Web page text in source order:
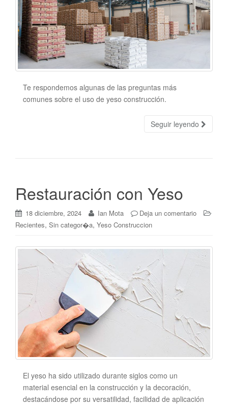
Te respondemos algunas de las preguntas más
comunes sobre el uso de yeso construcción.
Seguir leyendo
Restauración con Yeso
18 diciembre, 2024 Ian Mota
Deja un comentario
Recientes, Sin categor�a, Yeso Construccion
El yeso ha sido utilizado durante siglos como un
material esencial en la construcción y la decoración,
destacándose por su versatilidad, facilidad de aplicación